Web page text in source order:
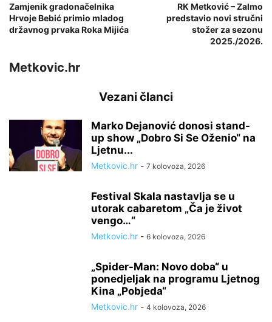
Zamjenik gradonačelnika
Hrvoje Bebić primio mladog
državnog prvaka Roka Mijića
RK Metković – Zalmo
predstavio novi stručni
stožer za sezonu
2025./2026.
Metkovic.hr
Vezani članci
Marko Dejanović donosi stand-
up show „Dobro Si Se Oženio“ na
Ljetnu...
Metkovic.hr - 7 kolovoza, 2026
Festival Skala nastavlja se u
utorak cabaretom „Ča je život
vengo…“
Metkovic.hr - 6 kolovoza, 2026
„Spider-Man: Novo doba“ u
ponedjeljak na programu Ljetnog
Kina „Pobjeda“
Metkovic.hr - 4 kolovoza, 2026